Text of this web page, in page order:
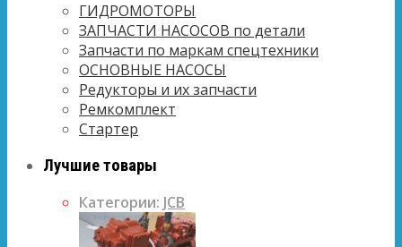
ГИДРОМОТОРЫ
ЗАПЧАСТИ НАСОСОВ по детали
Запчасти по маркам спецтехники
ОСНОВНЫЕ НАСОСЫ
Редукторы и их запчасти
Ремкомплект
Стартер
Лучшие товары
Категории: JCB